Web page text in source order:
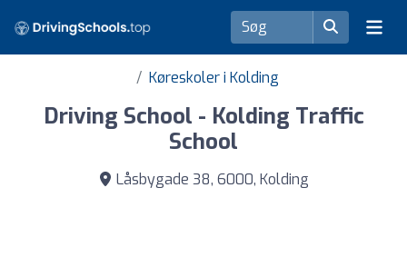
Køreskoler i Kolding
Driving School - Kolding Traffic
School
Låsbygade 38, 6000, Kolding